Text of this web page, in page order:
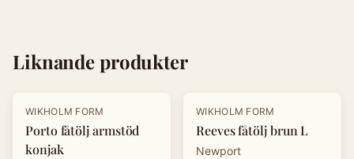
Liknande produkter
WIKHOLM FORM
Porto fåtölj armstöd
konjak
-20%
WIKHOLM FORM
Reeves fåtölj brun L
Newport